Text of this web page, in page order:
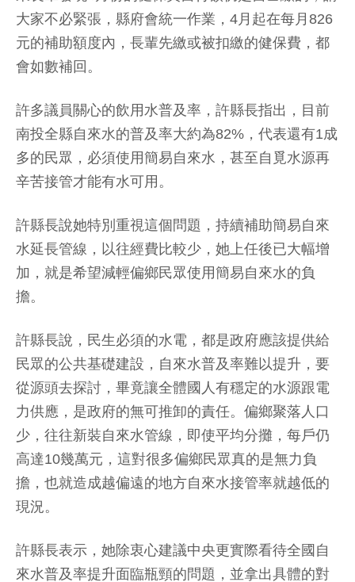
大家不必緊張，縣府會統一作業，4月起在每月826
元的補助額度內，長輩先繳或被扣繳的健保費，都
會如數補回。
許多議員關心的飲用水普及率，許縣長指出，目前
南投全縣自來水的普及率大約為82%，代表還有1成
多的民眾，必須使用簡易自來水，甚至自覓水源再
辛苦接管才能有水可用。
許縣長說她特別重視這個問題，持續補助簡易自來
水延長管線，以往經費比較少，她上任後已大幅增
加，就是希望減輕偏鄉民眾使用簡易自來水的負
擔。
許縣長說，民生必須的水電，都是政府應該提供給
民眾的公共基礎建設，自來水普及率難以提升，要
從源頭去探討，畢竟讓全體國人有穩定的水源跟電
力供應，是政府的無可推卸的責任。偏鄉聚落人口
少，往往新裝自來水管線，即使平均分攤，每戶仍
高達10幾萬元，這對很多偏鄉民眾真的是無力負
擔，也就造成越偏遠的地方自來水接管率就越低的
現況。
許縣長表示，她除衷心建議中央更實際看待全國自
來水普及率提升面臨瓶頸的問題，並拿出具體的對